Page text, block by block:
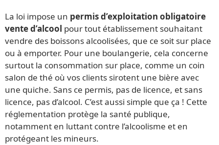
La loi impose un permis d’exploitation obligatoire
vente d’alcool pour tout établissement souhaitant
vendre des boissons alcoolisées, que ce soit sur place
ou à emporter. Pour une boulangerie, cela concerne
surtout la consommation sur place, comme un coin
salon de thé où vos clients sirotent une bière avec
une quiche. Sans ce permis, pas de licence, et sans
licence, pas d’alcool. C’est aussi simple que ça ! Cette
réglementation protège la santé publique,
notamment en luttant contre l’alcoolisme et en
protégeant les mineurs.